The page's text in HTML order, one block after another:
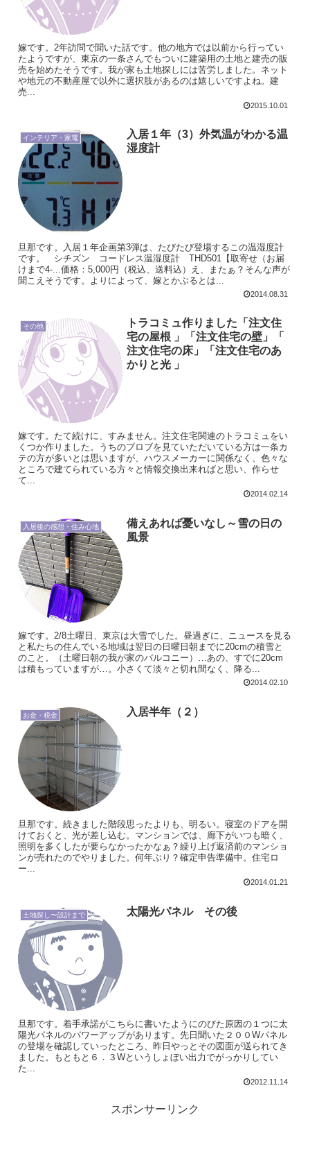
嫁です。2年訪問で聞いた話です。他の地方では以前から行ってい
たようですが、東京の一条さんでもついに建築用の土地と建売の販
売を始めたそうです。我が家も土地探しには苦労しました。ネット
や地元の不動産屋で以外に選択肢があるのは嬉しいですよね。建
売...
2015.10.01
インテリア・家電
入居１年（3）外気温がわかる温
湿度計
旦那です。入居１年企画第3弾は、たびたび登場するこの温湿度計
です。 シチズン コードレス温湿度計 THD501【取寄せ（お届
けまで4-...価格：5,000円（税込、送料込）え、またぁ？そんな声が
聞こえそうです。よりによって、嫁とかぶるとは...
2014.08.31
その他
トラコミュ作りました「注文住
宅の屋根 」「注文住宅の壁」「
注文住宅の床」「注文住宅のあ
かりと光 」
嫁です。たて続けに、すみません。注文住宅関連のトラコミュをい
くつか作りました。うちのブロブを見ていただいている方は一条カ
テの方が多いとは思いますが、ハウスメーカーに関係なく、色々な
ところで建てられている方々と情報交換出来ればと思い、作らせ
て...
2014.02.14
入居後の感想・住み心地
備えあれば憂いなし～雪の日の
風景
嫁です。2/8土曜日、東京は大雪でした。昼過ぎに、ニュースを見る
と私たちの住んでいる地域は翌日の日曜日朝までに20cmの積雪と
のこと。（土曜日朝の我が家のバルコニー）…あの、すでに20cm
は積もっていますが…。小さくて淡々と切れ間なく、降る...
2014.02.10
お金・税金 入居半年（２）
旦那です。続きました階段思ったよりも、明るい。寝室のドアを開
けておくと、光が差し込む。マンションでは、廊下がいつも暗く、
照明を多くしたが要らなかったかなぁ？繰り上げ返済前のマンショ
ンが売れたのでやりました。何年ぶり？確定申告準備中。住宅ロ
ー...
2014.01.21
土地探し〜設計まで 太陽光パネル その後
旦那です。着手承諾がこちらに書いたようにのびた原因の１つに太
陽光パネルのパワーアップがあります。先日聞いた２００Wパネル
の登場を確認していったところ、昨日やっとその図面が送られてき
ました。もともと６．３Wというしょぼい出力でがっかりしてい
た...
2012.11.14
スポンサーリンク